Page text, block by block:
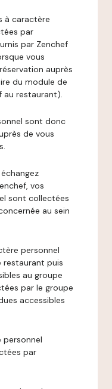
à caractère
par
par Zenchef
vous
auprès
du module de
au restaurant).
sont donc
de vous
échangez
vos
sont collectées
au sein
personnel
restaurant puis
au groupe
par le groupe
accessibles
personnel
par